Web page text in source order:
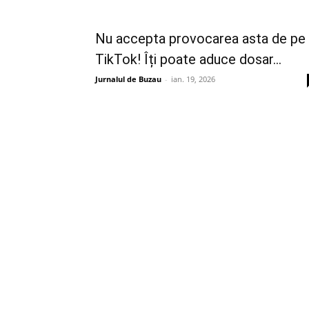
Nu accepta provocarea asta de pe
TikTok! Îți poate aduce dosar...
Jurnalul de Buzau - ian. 19, 2026